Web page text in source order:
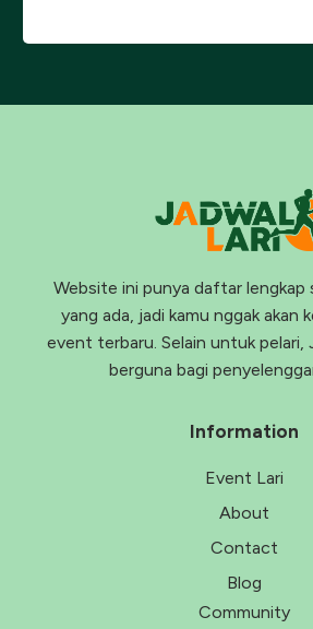
Website ini punya daftar lengkap
yang ada, jadi kamu nggak akan
event terbaru. Selain untuk pelari,
berguna bagi
Information
Event Lari
About
Contact
Blog
Community